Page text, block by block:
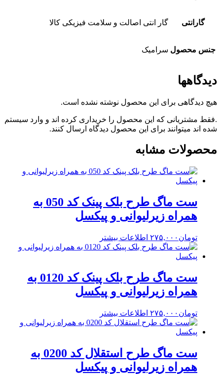
گارانتی گار انتی اصالت و سلامت فیزیکی کالا
جنس محصول سرامیک
دیدگاهها
هیچ دیدگاهی برای این محصول نوشته نشده است.
.فقط مشتریانی که این محصول را خریداری کرده اند و وارد سیستم
شده اند میتوانند برای این محصول دیدگاه ارسال کنند.
محصولات مشابه
ست ماگ طرح بلک پینک کد 050 به
همراه زیرلیوانی و پیکسل
تومان ۲۷۵,۰۰۰ اطلاعات بیشتر
ست ماگ طرح بلک پینک کد 0120 به
همراه زیرلیوانی و پیکسل
تومان ۲۷۵,۰۰۰ اطلاعات بیشتر
ست ماگ طرح استقلال کد 0200 به
همراه زیرلیوانی و پیکسل